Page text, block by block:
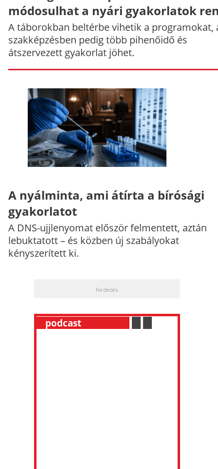
módosulhat a nyári gyakorlatok
A táborokban beltérbe vihetik a programokat,
szakképzésben pedig több pihenőidő és
átszervezett gyakorlat jöhet.
A nyálminta, ami átírta a bírósági
gyakorlatot
A DNS-ujjlenyomat először felmentett, aztán
lebuktatott – és közben új szabályokat
kényszerített ki.
hirdetés
podcast